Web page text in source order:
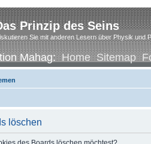
Prinzip des Seins
Sie mit anderen Lesern über Physik und
Mahag:Home Sitemap
löschen